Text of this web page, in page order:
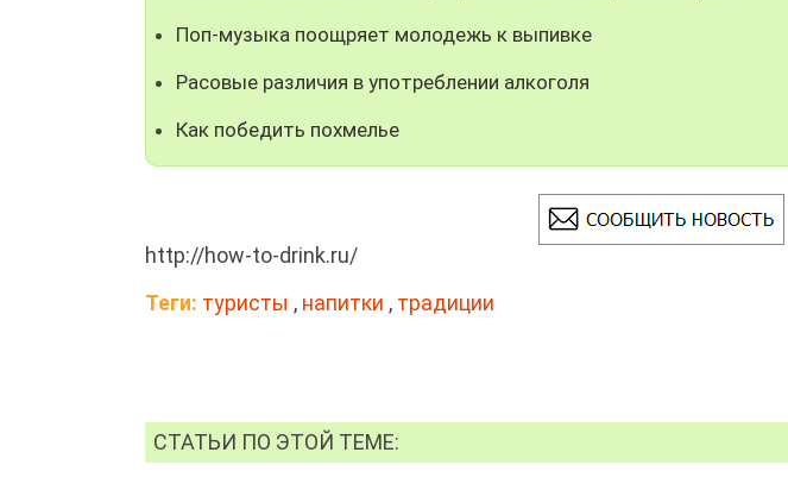
Поп-музыка поощряет молодежь к выпивке
Расовые различия в употреблении алкоголя
Как победить похмелье
http://how-to-drink.ru/
Теги: туристы , напитки , традиции
СТАТЬИ ПО ЭТОЙ ТЕМЕ: